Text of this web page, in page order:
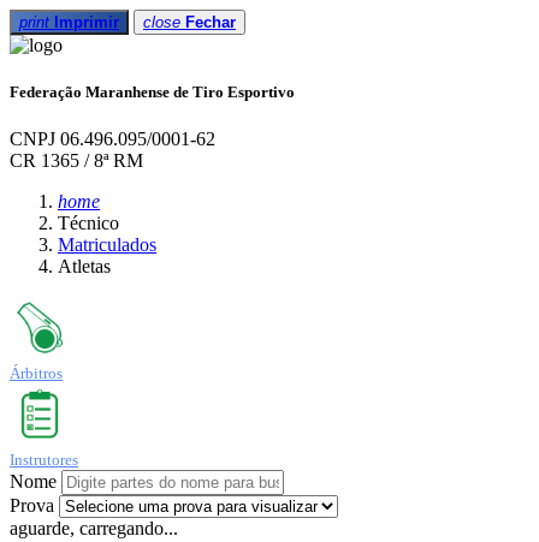
print Imprimir close Fechar
Federação Maranhense de Tiro Esportivo
CNPJ 06.496.095/0001-62
CR 1365 / 8ª RM
home
Técnico
Matriculados
Atletas
Árbitros
Instrutores
Nome
Prova
aguarde, carregando...